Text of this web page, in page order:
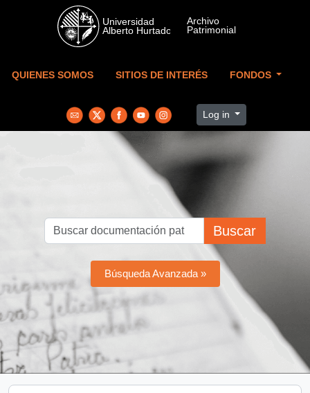
Skip to main content
QUIENES SOMOS SITIOS DE INTERÉS FONDOS
Log in
Buscar
Búsqueda Avanzada »